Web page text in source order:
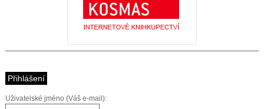
Přihlášení
Uživatelské jméno (Váš e-mail):